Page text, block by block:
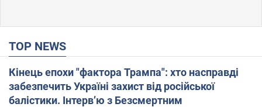
TOP NEWS
Кінець епохи "фактора Трампа": хто насправді
забезпечить Україні захист від російської
балістики. Інтерв’ю з Безсмертним